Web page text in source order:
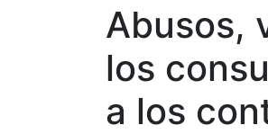
Abusos,
los
a los